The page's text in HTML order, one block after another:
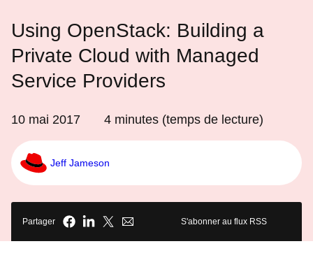
Using OpenStack: Building a
Private Cloud with Managed
Service Providers
10 mai 2017 4 minutes (temps de lecture)
Jeff Jameson
Partager S'abonner au flux RSS